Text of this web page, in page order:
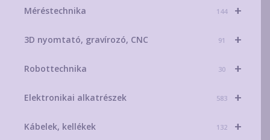
+
Méréstechnika 144
+
3D nyomtató, gravírozó, CNC 91
+
Robottechnika 30
+
Elektronikai alkatrészek 583
+
Kábelek, kellékek 132